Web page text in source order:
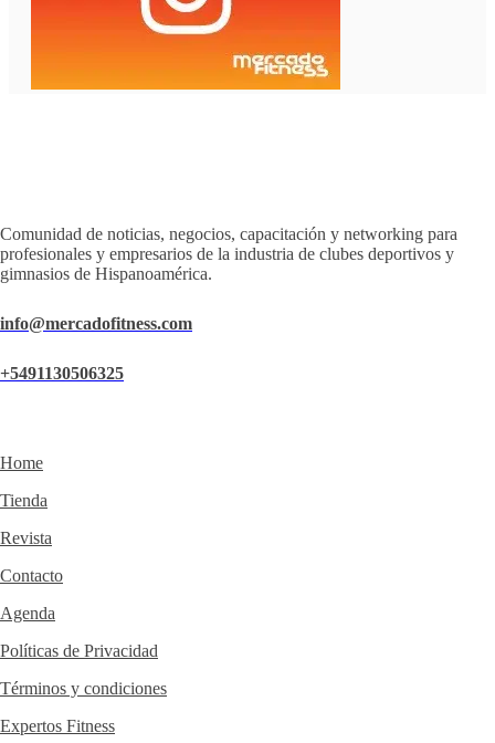
Comunidad de noticias, negocios, capacitación y networking para
profesionales y empresarios de la industria de clubes deportivos y
gimnasios de Hispanoamérica.
info@mercadofitness.com
+5491130506325
Home
Tienda
Revista
Contacto
Agenda
Políticas de Privacidad
Términos y condiciones
Expertos Fitness